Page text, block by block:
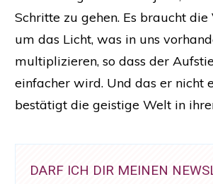
Schritte zu gehen. Es braucht die
um das Licht, was in uns
multiplizieren, so dass der
einfacher wird. Und das er nicht
bestätigt die geistige Welt in
DARF ICH DIR MEINEN